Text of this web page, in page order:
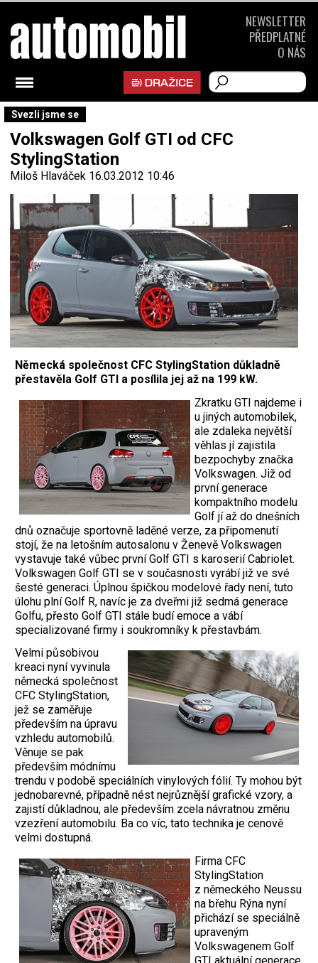
Svezli jsme se
Volkswagen Golf GTI od CFC
StylingStation
Miloš Hlaváček 16.03.2012 10:46
Německá společnost CFC StylingStation důkladně
přestavěla Golf GTI a posílila jej až na 199 kW.
Zkratku GTI najdeme i
u jiných automobilek,
ale zdaleka největší
věhlas jí zajistila
bezpochyby značka
Volkswagen. Již od
první generace
kompaktního modelu
Golf jí až do dnešních
dnů označuje sportovně laděné verze, za připomenutí
stojí, že na letošním autosalonu v Ženevě Volkswagen
vystavuje také vůbec první Golf GTI s karoserií Cabriolet.
Volkswagen Golf GTI se v současnosti vyrábí již ve své
šesté generaci. Úplnou špičkou modelové řady není, tuto
úlohu plní Golf R, navíc je za dveřmi již sedmá generace
Golfu, přesto Golf GTI stále budí emoce a vábí
specializované firmy i soukromníky k přestavbám.
Velmi působivou
kreaci nyní vyvinula
německá společnost
CFC StylingStation,
jež se zaměřuje
především na úpravu
vzhledu automobilů.
Věnuje se pak
především módnímu
trendu v podobě speciálních vinylových fólií. Ty mohou být
jednobarevné, případně nést nejrůznější grafické vzory, a
zajistí důkladnou, ale především zcela návratnou změnu
vzezření automobilu. Ba co víc, tato technika je cenově
velmi dostupná.
Firma CFC
StylingStation
z německého Neussu
na břehu Rýna nyní
přichází se speciálně
upraveným
Volkswagenem Golf
NEWSLETTER
PŘEDPLATNÉ
O NÁS